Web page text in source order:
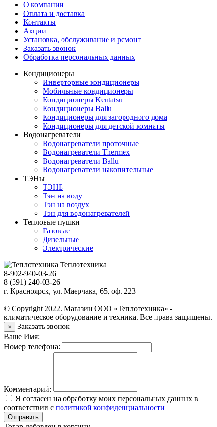
О компании
Оплата и доставка
Контакты
Акции
Установка, обслуживание и ремонт
Заказать звонок
Обработка персональных данных
Кондиционеры
Инверторные кондиционеры
Мобильные кондиционеры
Кондиционеры Kentatsu
Кондиционеры Ballu
Кондиционеры для загородного дома
Кондиционеры для детской комнаты
Водонагреватели
Водонагреватели проточные
Водонагреватели Thermex
Водонагреватели Ballu
Водонагреватели накопительные
ТЭНы
ТЭНБ
Тэн на воду
Тэн на воздух
Тэн для водонагревателей
Тепловые пушки
Газовые
Дизельные
Электрические
Теплотехника
8-902-940-03-26
8 (391) 240-03-26
г. Красноярск, ул. Маерчака, 65, оф. 223
© Copyright 2022. Магазин ООО «Теплотехника» -
климатическое оборудование и техника. Все права защищены.
×
Заказать звонок
Ваше Имя:
Номер телефона:
Комментарий:
Я согласен на обработку моих персональных данных в
соответствии с политикой конфиденциальности
Отправить